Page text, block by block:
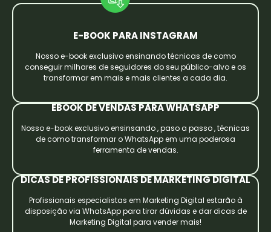
E-BOOK PARA INSTAGRAM
Nosso e-book exclusivo ensinando técnicas de como
conseguir milhares de seguidores do seu público-alvo e os
transformar em mais e mais clientes a cada dia.
EBOOK DE VENDAS PARA WHATSAPP
Nosso e-book exclusivo ensinsando , paso a passo , técnicas
de como transformar o WhatsApp em uma poderosa
ferramenta de vendas.
DICAS DE PROFISSIONAIS DE MARKETING DIGITAL
Profissionais especialistas em Marketing Digital estarão à
disposição via WhatsApp para tirar dúvidas e dar dicas de
Marketing Digital para vender mais!